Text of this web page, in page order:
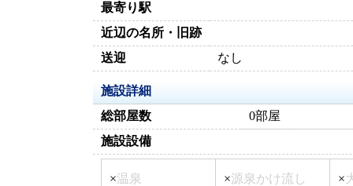
最寄り駅
近辺の名所・旧跡
送迎
なし
施設詳細
総部屋数
0部屋
施設設備
×温泉 ×源泉かけ流し ×